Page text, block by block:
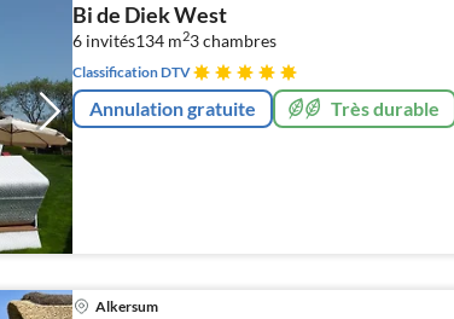
Bi de Diek West
6 invités134 m23chambres
Classification DTV
Annulation gratuite Très durable
Alkersum